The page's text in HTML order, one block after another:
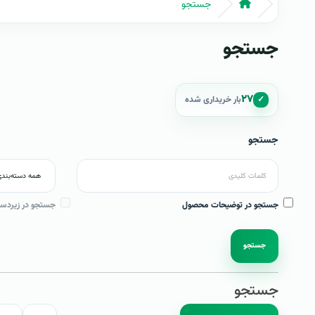
جستجو
جستجو
✓ ۲۷بار خریداری شده
جستجو
جستجو در توضیحات محصول جستجو در
جستجو
جستجو